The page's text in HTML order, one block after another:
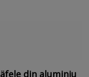
din aluminiu